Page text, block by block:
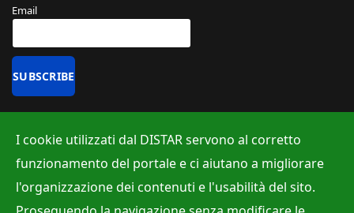
Email
Ufficio Contabilità e Bilancio
Ufficio per la Ricerca
I cookie utilizzati dal DISTAR servono al corretto
funzionamento del portale e ci aiutano a migliorare
l'organizzazione dei contenuti e l'usabilità del sito.